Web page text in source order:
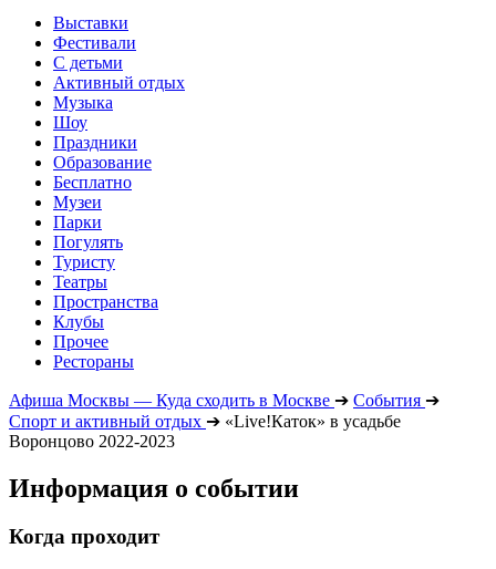
Выставки
Фестивали
С детьми
Активный отдых
Музыка
Шоу
Праздники
Образование
Бесплатно
Музеи
Парки
Погулять
Туристу
Театры
Пространства
Клубы
Прочее
Рестораны
Афиша Москвы — Куда сходить в Москве ➔ События ➔
Спорт и активный отдых ➔ «Live!Каток» в усадьбе
Воронцово 2022-2023
Информация о событии
Когда проходит